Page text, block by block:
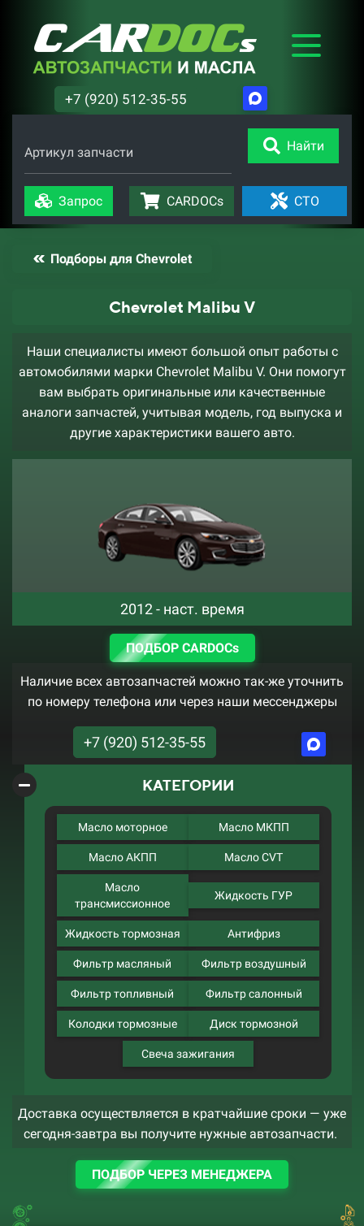
+7 (920) 512-35-55
Артикул запчасти Найти
Запрос CARDOCs СТО
Подборы для Chevrolet
Chevrolet Malibu V
Наши специалисты имеют большой опыт работы с
автомобилями марки Chevrolet Malibu V. Они помогут
вам выбрать оригинальные или качественные
аналоги запчастей, учитывая модель, год выпуска и
другие характеристики вашего авто.
2012 - наст. время
ПОДБОР CARDOCs
Наличие всех автозапчастей можно так-же уточнить
по номеру телефона или через наши мессенджеры
+7 (920) 512-35-55
КАТЕГОРИИ
Масло моторное Масло МКПП
Масло АКПП Масло CVT
Масло
трансмиссионное
Жидкость ГУР
Жидкость тормозная Антифриз
Фильтр масляный Фильтр воздушный
Фильтр топливный Фильтр салонный
Колодки тормозные Диск тормозной
Свеча зажигания
Доставка осуществляется в кратчайшие сроки — уже
сегодня-завтра вы получите нужные автозапчасти.
ПОДБОР ЧЕРЕЗ МЕНЕДЖЕРА